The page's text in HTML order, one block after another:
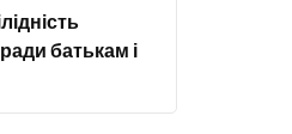
батькам і